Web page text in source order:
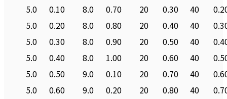
5.0
0.10 8.0 0.70 20 0.30 40
5.0
0.20 8.0 0.80 20 0.40 40
5.0
0.30 8.0 0.90 20 0.50 40
5.0
0.40 8.0 1.00 20 0.60 40
5.0
0.50 9.0 0.10 20 0.70 40
5.0
0.60 9.0 0.20 20 0.80 40